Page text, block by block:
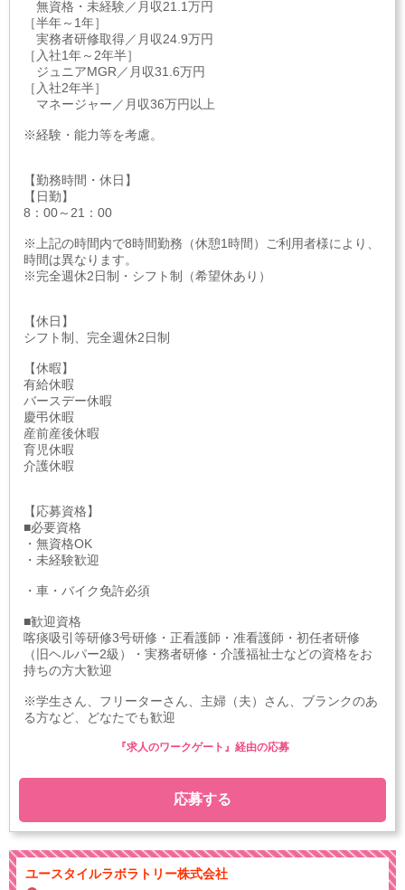
無資格・未経験／月収21.1万円
［半年～1年］
実務者研修取得／月収24.9万円
［入社1年～2年半］
ジュニアMGR／月収31.6万円
［入社2年半］
マネージャー／月収36万円以上
※経験・能力等を考慮。
【勤務時間・休日】
【日勤】
8：00～21：00
※上記の時間内で8時間勤務（休憩1時間）ご利用者様により、
時間は異なります。
※完全週休2日制・シフト制（希望休あり）
【休日】
シフト制、完全週休2日制
【休暇】
有給休暇
バースデー休暇
慶弔休暇
産前産後休暇
育児休暇
介護休暇
【応募資格】
■必要資格
・無資格OK
・未経験歓迎
・車・バイク免許必須
■歓迎資格
喀痰吸引等研修3号研修・正看護師・准看護師・初任者研修
（旧ヘルパー2級）・実務者研修・介護福祉士などの資格をお
持ちの方大歓迎
※学生さん、フリーターさん、主婦（夫）さん、ブランクのあ
る方など、どなたでも歓迎
応募する
『求人のワークゲート』経由の応募
ユースタイルラボラトリー株式会社